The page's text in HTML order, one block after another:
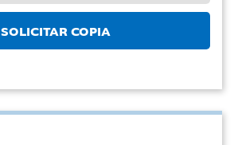
SOLICITAR COPIA